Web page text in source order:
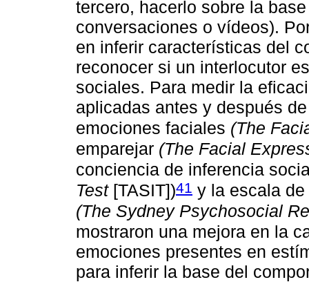
tercero, hacerlo sobre la
conversaciones o vídeos).
en inferir características del
reconocer si un interlocutor
sociales. Para medir la
aplicadas antes y después
emociones faciales (The
emparejar (The Facial
conciencia de inferencia
Test[TASIT])41 y la escala
(The Sydney Psychosocial
mostraron una mejora en la
emociones presentes en
para inferir la base del